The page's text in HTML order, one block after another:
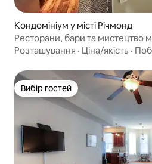
Кондомініум у місті Річмонд
Ресторани, бари та мистецтво
Розташування · Ціна/якість ·
Вибір гостей
Вибір гостей